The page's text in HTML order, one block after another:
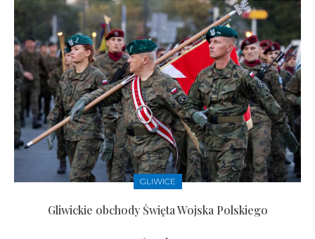
GLIWICE
Gliwickie obchody Święta Wojska Polskiego